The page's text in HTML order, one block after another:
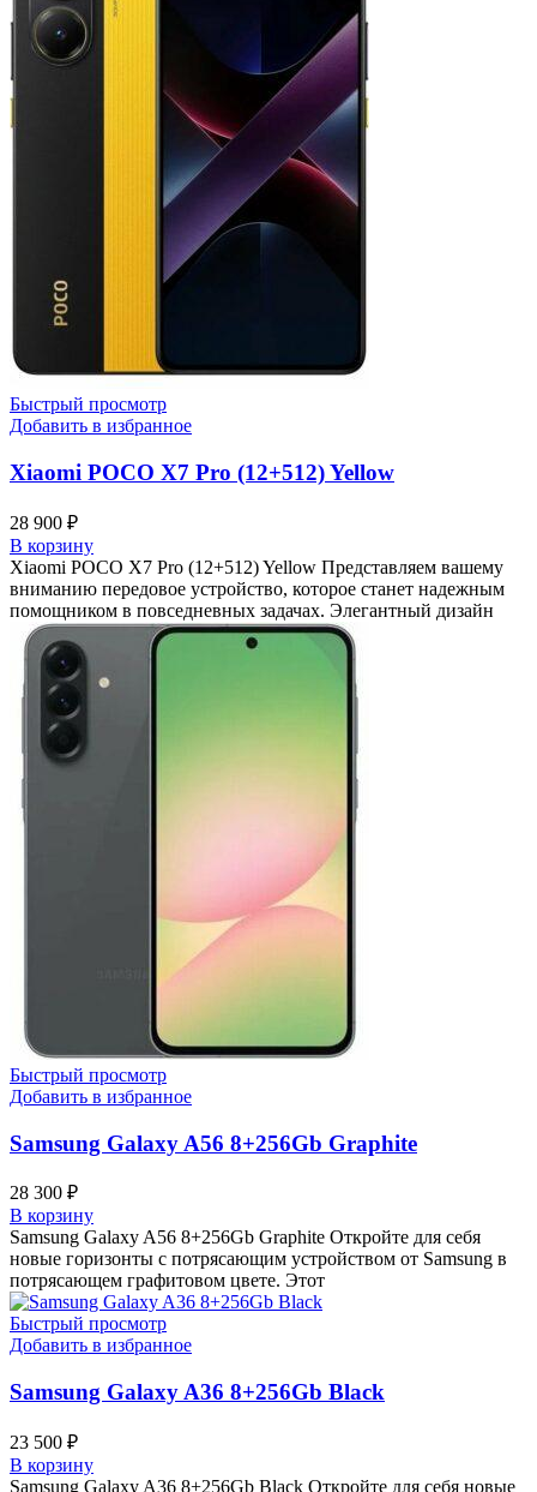
Быстрый просмотр
Добавить в избранное
Xiaomi POCO X7 Pro (12+512) Yellow
28 900 ₽
В корзину
Xiaomi POCO X7 Pro (12+512) Yellow Представляем вашему
вниманию передовое устройство, которое станет надежным
помощником в повседневных задачах. Элегантный дизайн
Быстрый просмотр
Добавить в избранное
Samsung Galaxy A56 8+256Gb Graphite
28 300 ₽
В корзину
Samsung Galaxy A56 8+256Gb Graphite Откройте для себя
новые горизонты с потрясающим устройством от Samsung в
потрясающем графитовом цвете. Этот
Быстрый просмотр
Добавить в избранное
Samsung Galaxy A36 8+256Gb Black
23 500 ₽
В корзину
Samsung Galaxy A36 8+256Gb Black Откройте для себя новые